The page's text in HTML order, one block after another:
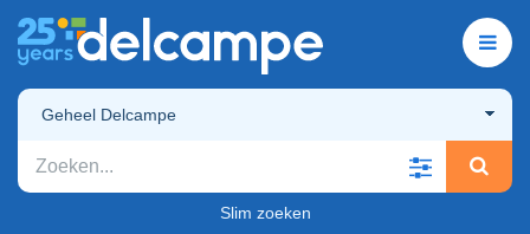
Geheel Delcampe
Slim zoeken